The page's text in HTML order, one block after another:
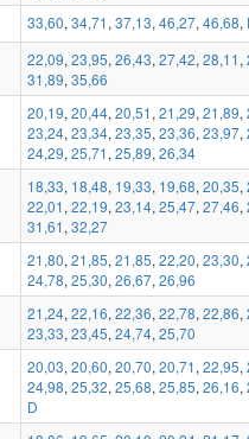
33,60, 34,71 , 37,13, 46,27, 46,68,
22,09, 23,95, 26,43, 27,42, 28,11 ,
31,89, 35,66
20,19, 20,44, 20,51 , 21,29, 21,89,
23,24, 23,34, 23,35, 23,36, 23,97,
24,29, 25,71 , 25,89, 26,34
18,33, 18,48, 19,33, 19,68, 20,35,
22,01 , 22,19, 23,14, 25,47, 27,46,
31,61 , 32,27
21,80, 21,85, 21,85, 22,20, 23,30,
24,78, 25,30, 26,67, 26,96
21,24, 22,16, 22,36, 22,78, 22,86,
23,33, 23,45, 24,74, 25,70
20,03, 20,60, 20,70, 20,71 , 22,95,
24,98, 25,32, 25,68, 25,85, 26,16,
D